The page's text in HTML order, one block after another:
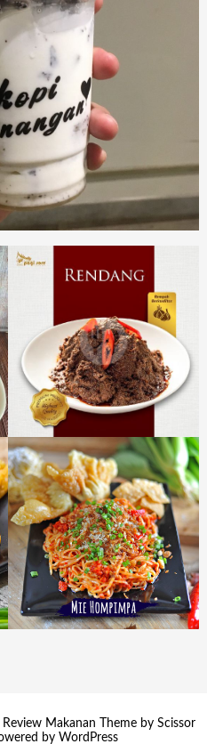
Makanan Theme by Scissor
by WordPress